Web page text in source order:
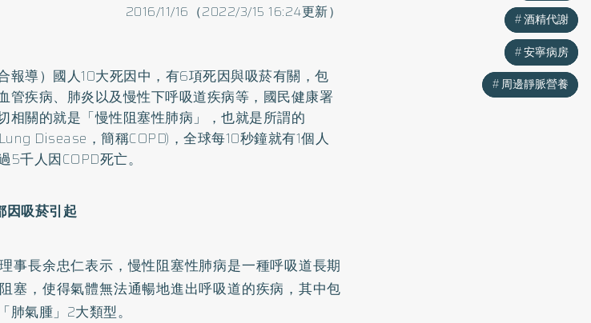
2016/11/16（2022/3/15 16:24更新）
報導）國人10大死因中，有6項死因與吸菸有關，包
管疾病、肺炎以及慢性下呼吸道疾病等，國民健康署
相關的就是「慢性阻塞性肺病 」，也就是所謂的
Disease，簡稱COPD)，全球每10秒鐘就有1個人
5千人因COPD死亡。
吸菸引起
事長余忠仁表示，慢性阻塞性肺病是一種呼吸道長期
塞，使得氣體無法通暢地進出呼吸道的疾病，其中包
肺氣腫」2大類型。
酒精代謝
安寧病房
周邊靜脈營養
酒精代謝
安寧病房
周邊靜脈營養